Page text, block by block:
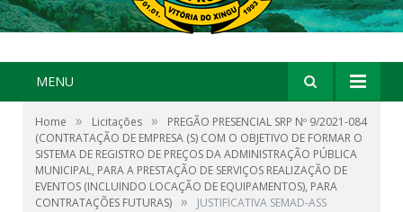
MENU
Home » Licitações »
PREGÃO PRESENCIAL SRP Nº 9/2021-084
(CONTRATAÇÃO DE EMPRESA (S) COM O OBJETIVO DE FORMAR O
SISTEMA DE REGISTRO DE PREÇOS DA ADMINISTRAÇÃO PÚBLICA
MUNICIPAL, PARA A PRESTAÇÃO DE SERVIÇOS REALIZAÇÃO DE
EVENTOS (INCLUINDO LOCAÇÃO DE EQUIPAMENTOS), PARA
CONTRATAÇÕES FUTURAS) » JUSTIFICATIVA SEMAD-ASS